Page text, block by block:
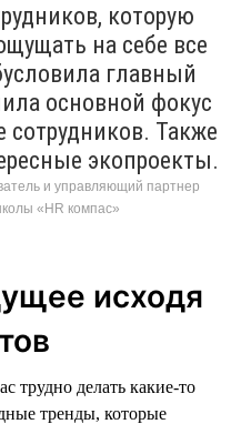
которую
на себе все
главный
основной фокус
сотрудников. Также
экопроекты.
и управляющий партнер
«HR компас»
исходя
трудно делать какие-то
тренды, которые